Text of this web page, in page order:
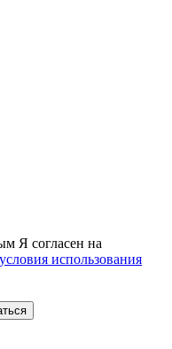
Я согласен на
использования